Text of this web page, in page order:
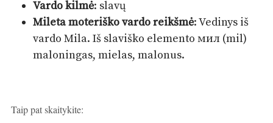
Vardo kilmė: slavų
Mileta moteriško vardo reikšmė: Vedinys iš
vardo Mila. Iš slaviško elemento мил (mil)
maloningas, mielas, malonus.
Taip pat skaitykite: